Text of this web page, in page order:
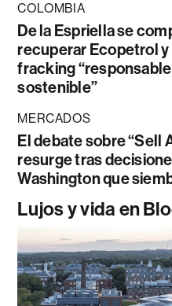
COLOMBIA
De la Espriella se
recuperar Ecopetrol y
fracking
sostenible”
MERCADOS
El debate sobre “Sell
resurge tras
Washington que
Lujos y vida en